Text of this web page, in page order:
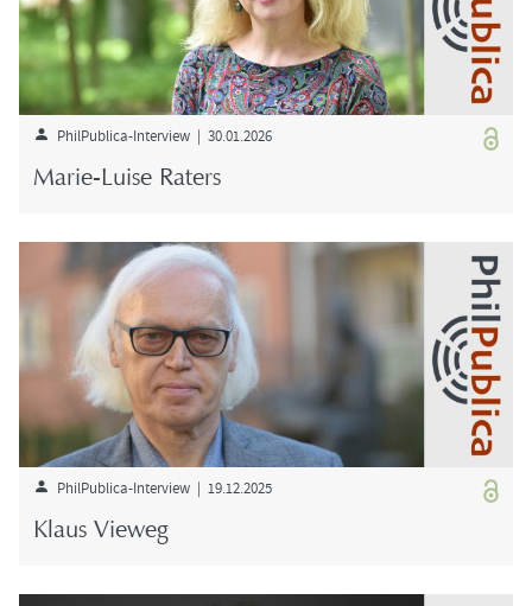
PhilPublica-​Interview | 30.01.2026
Marie-​Luise Ra­ters
PhilPublica-​Interview | 19.12.2025
Klaus View­eg